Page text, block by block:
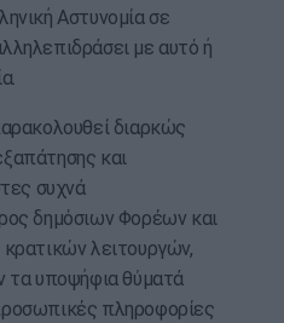
Αστυνομία σε
με αυτό ή
διαρκώς
και
συχνά
δημόσιων Φορέων και
λειτουργών,
τα υποψήφια θύματά
πληροφορίες